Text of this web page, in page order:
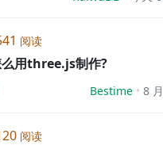
阅读
用three.js制作?
Bestime 8
阅读